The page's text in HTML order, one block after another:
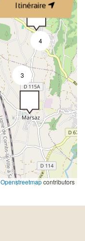
Itinéraire
3
4
Openstreetmapcontributors